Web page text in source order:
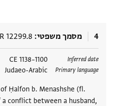
4 מסמך משפטי 12299.8
Inferred date
1100–1138 CE
Primary language
Judaeo-Arabic
Ḥalfon b. Menashshe (fl.
a conflict between a husband,
תגים